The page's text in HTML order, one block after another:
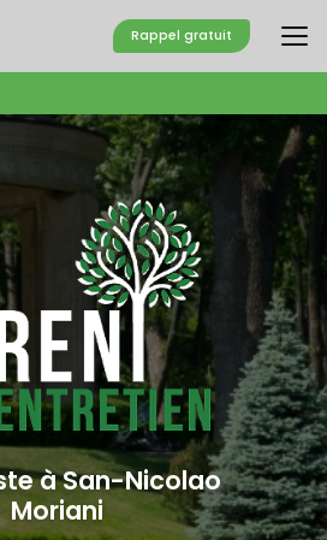
Rappel gratuit
à San-Nicolao
Moriani